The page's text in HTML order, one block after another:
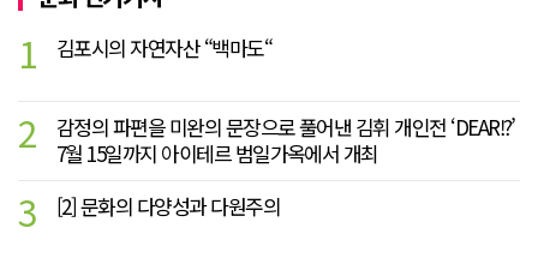
1 김포시의 자연자산 “백마도“
2
감정의 파편을 미완의 문장으로 풀어낸 김휘 개인전 ‘DEAR!?’
7월 15일까지 아이테르 범일가옥에서 개최
3 [2] 문화의 다양성과 다원주의